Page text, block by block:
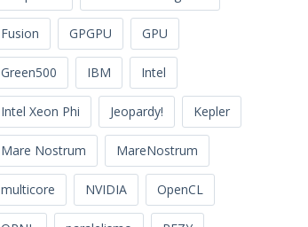
Fusion GPGPU GPU
Green500 IBM Intel
Intel Xeon Phi Jeopardy! Kepler
Mare Nostrum MareNostrum
multicore NVIDIA OpenCL